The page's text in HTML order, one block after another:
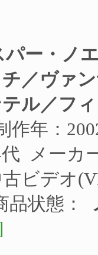
パー・ノ
／ヴァ
ル／フ
作年：
代 メーカ
古ビデオ
品状態：